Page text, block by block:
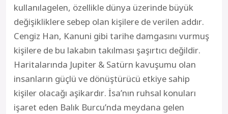
kullanılagelen, özellikle dünya üzerinde büyük
değişikliklere sebep olan kişilere de verilen addır.
Cengiz Han, Kanuni gibi tarihe damgasını vurmuş
kişilere de bu lakabın takılması şaşırtıcı değildir.
Haritalarında Jupiter & Satürn kavuşumu olan
insanların güçlü ve dönüştürücü etkiye sahip
kişiler olacağı aşikardır. İsa’nın ruhsal konuları
işaret eden Balık Burcu’nda meydana gelen